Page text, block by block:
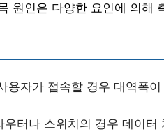
원인은 다양한 요인에 의해
용자가 접속할 경우 대역폭
우터나 스위치의 경우 데이